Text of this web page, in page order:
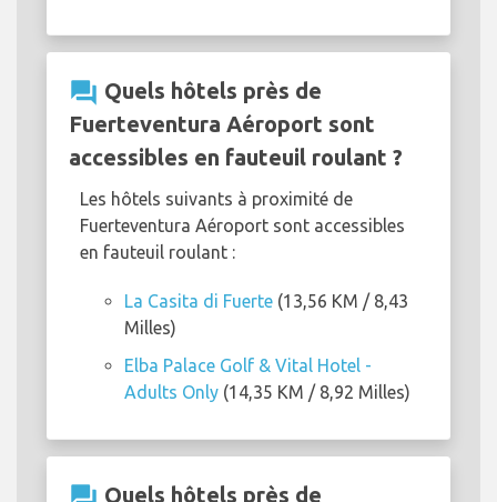
question_answer Quels hôtels près de
Fuerteventura Aéroport sont
accessibles en fauteuil roulant ?
Les hôtels suivants à proximité de
Fuerteventura Aéroport sont accessibles
en fauteuil roulant :
La Casita di Fuerte (13,56 KM / 8,43
Milles)
Elba Palace Golf & Vital Hotel -
Adults Only (14,35 KM / 8,92 Milles)
Quels hôtels près de